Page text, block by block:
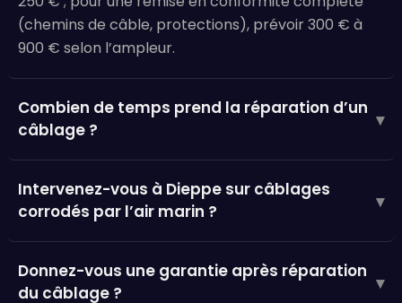
(chemins de câble, protections), prévoir 300 € à
900 € selon l’ampleur.
Combien de temps prend la réparation d’un
câblage ?
▾
Intervenez-vous à Dieppe sur câblages
corrodés par l’air marin ?
▾
Donnez-vous une garantie après réparation
du câblage ?
▾